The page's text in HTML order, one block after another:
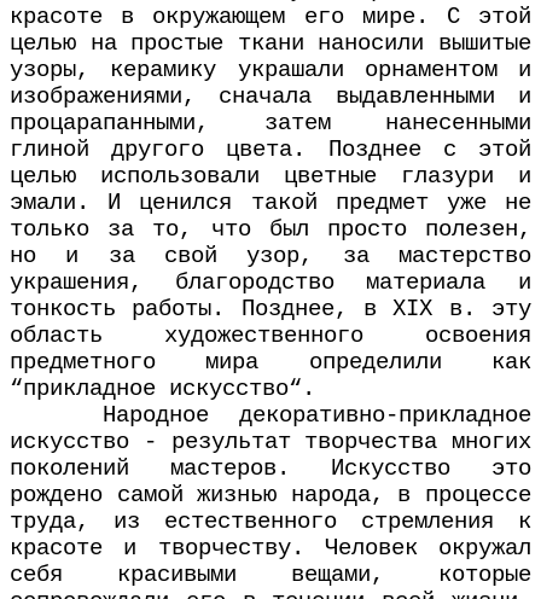
красоте в окружающем его мире. С этой
целью на простые ткани наносили вышитые
узоры, керамику украшали орнаментом и
изображениями, сначала выдавленными и
процарапанными, затем нанесенными
глиной другого цвета. Позднее с этой
целью использовали цветные глазури и
эмали. И ценился такой предмет уже не
только за то, что был просто полезен,
но и за свой узор, за мастерство
украшения, благородство материала и
тонкость работы. Позднее, в XIX в. эту
область художественного освоения
предметного мира определили как
“прикладное искусство“.
Народное декоративно-прикладное
искусство - результат творчества многих
поколений мастеров. Искусство это
рождено самой жизнью народа, в процессе
труда, из естественного стремления к
красоте и творчеству. Человек окружал
себя красивыми вещами, которые